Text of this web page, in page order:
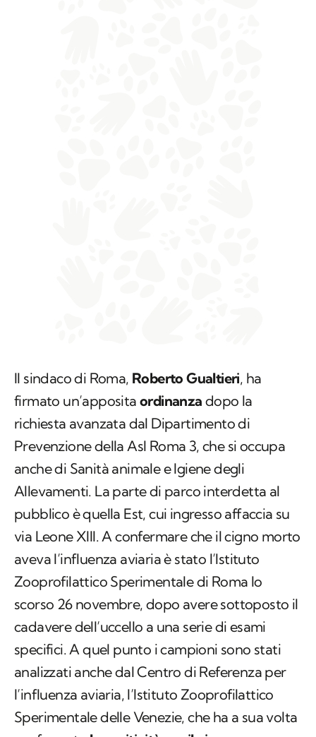
Prevenzione della Asl Roma 3, che si occupa
anche di Sanità animale e Igiene degli
Allevamenti. La parte di parco interdetta al
pubblico è quella Est, cui ingresso affaccia su
via Leone XIII. A confermare che il cigno morto
aveva l’influenza aviaria è stato l’Istituto
Zooprofilattico Sperimentale di Roma lo
scorso 26 novembre, dopo avere sottoposto il
cadavere dell’uccello a una serie di esami
specifici. A quel punto i campioni sono stati
analizzati anche dal Centro di Referenza per
l’influenza aviaria, l’Istituto Zooprofilattico
Sperimentale delle Venezie, che ha a sua volta
confermatola positività per il virus
dell’influenza aviariasottotipo H5N1 ad alta
patogenicità.